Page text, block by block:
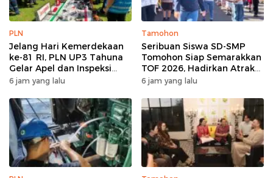
PLN
Jelang Hari Kemerdekaan
ke-81 RI, PLN UP3 Tahuna
Gelar Apel dan Inspeksi
Peralatan Guna Pastikan
Kepulauan Nusa Utara
6 jam yang lalu
Tamohon
Seribuan Siswa SD-SMP
Tomohon Siap Semarakkan
TOF 2026, Hadirkan Atraksi
Kolosal dan Harmoni Seni
6 jam yang lalu